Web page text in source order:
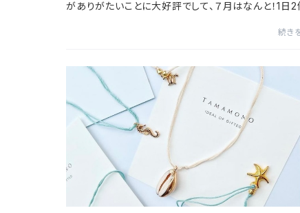
がありがたいことに大好評でして、７月はなんと！1日2
続き